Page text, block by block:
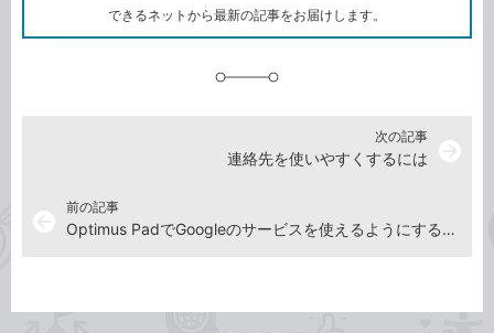
ク
できるネットから最新の記事をお届けします。
前の記事
Optimus PadでGoogleのサービスを使えるようにするには
次の記事
連絡先を使いやすくするには